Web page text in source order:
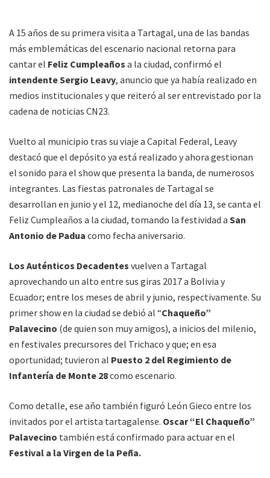
A 15 años de su primera visita a Tartagal, una de las bandas
más emblemáticas del escenario nacional retorna para
cantar el Feliz Cumpleaños a la ciudad, confirmó el
intendente Sergio Leavy, anuncio que ya había realizado en
medios institucionales y que reiteró al ser entrevistado por la
cadena de noticias CN23.
Vuelto al municipio tras su viaje a Capital Federal, Leavy
destacó que el depósito ya está realizado y ahora gestionan
el sonido para el show que presenta la banda, de numerosos
integrantes. Las fiestas patronales de Tartagal se
desarrollan en junio y el 12, medianoche del día 13, se canta el
Feliz Cumpleaños a la ciudad, tomando la festividad a San
Antonio de Padua como fecha aniversario.
Los Auténticos Decadentes vuelven a Tartagal
aprovechando un alto entre sus giras 2017 a Bolivia y
Ecuador; entre los meses de abril y junio, respectivamente. Su
primer show en la ciudad se debió al “Chaqueño”
Palavecino (de quien son muy amigos), a inicios del milenio,
en festivales precursores del Trichaco y que; en esa
oportunidad; tuvieron al Puesto 2 del Regimiento de
Infantería de Monte 28como escenario.
Como detalle, ese año también figuró León Gieco entre los
invitados por el artista tartagalense. Oscar “El Chaqueño”
Palavecino también está confirmado para actuar en el
Festival a la Virgen de la Peña.